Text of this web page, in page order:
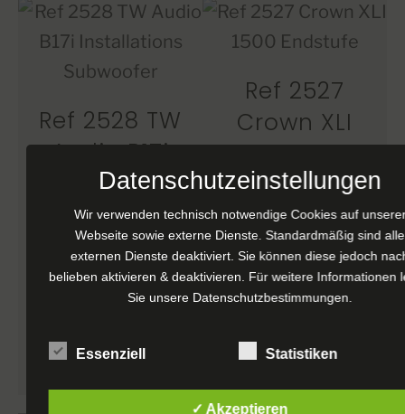
Ref 2528 TW
Audio B17i
Installations
Subwoofer
1.100,00 exkl.
MwSt.
WEITERLESEN
Ref 2527
Crown XLI
1500
Endstufe
€200,00 exkl.
MwSt.
WARENKORB
Datenschutzeinstellungen
Wir verwenden technisch notwendige Cookies auf
Webseite sowie externe Dienste. Standardmäßig sind alle
externen Dienste deaktiviert. Sie können diese jedoch
belieben aktivieren & deaktivieren. Für weitere Informationen
Sie unsere Datenschutzbestimmungen
Essenziell Statistiken
✓ Akzeptieren